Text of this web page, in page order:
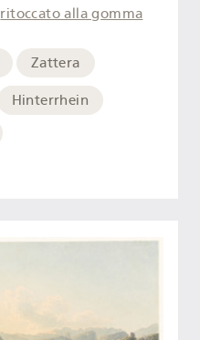
ritoccato alla gomma
Zattera
Hinterrhein